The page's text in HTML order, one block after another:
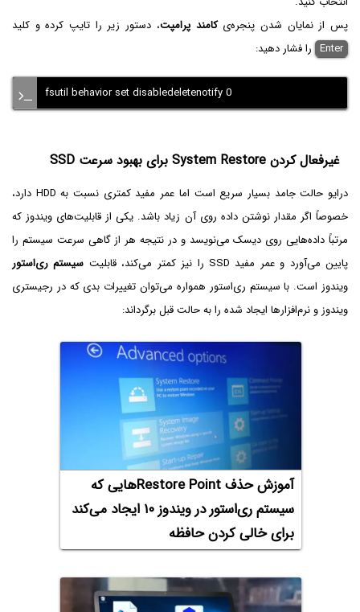
پس از نمایان شدن پنجره‌یکامند پرامپت، دستور زیر را تایپ کرده و کلید
Enter را فشار دهید:
fsutil behavior set disabledeletenotify 0
غیرفعال کردن System Restore برای بهبود سرعت SSD
درایو حالت جامد بسیار سریع است اما عمر مفید کمتری نسبت به HDD دارد،
خصوصاً اگر مقدار نوشتن داده روی آن زیاد باشد. یکی از قابلیت‌های ویندوز که
مرتباً داده‌هایی روی دیسک می‌نویسد و در نتیجه هر از گاهی سرعت سیستم را
پایین می‌آورد و عمر مفید SSD را نیز کمتر می‌کند، قابلیت
سیستم ری‌استور
ویندوز است. با سیستم ری‌استور همواره می‌توان تغییرات بدی که در رجیستری
ویندوز و نرم‌افزارها ایجاد شده را به حالت قبل برگرداند:
آموزش حذف Restore Pointهایی که
سیستم ری‌استور در ویندوز ۱۰ ایجاد می‌کند
برای خالی کردن حافظه